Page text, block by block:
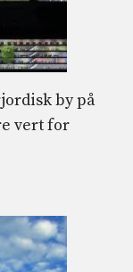
by på
vert for